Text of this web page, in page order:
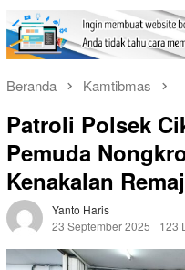
Beranda Kamtibmas
Patroli Polsek
Pemuda
Kenakalan
Yanto Haris
23 September 2025
123